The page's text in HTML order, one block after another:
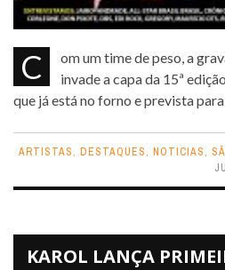
Com um time de peso, a gravadora Bagua Records
invade a capa da 15ª
que já está no forno e prevista para
ARTISTAS, DESTAQUES, NOTICIAS,
KAROL LANÇA